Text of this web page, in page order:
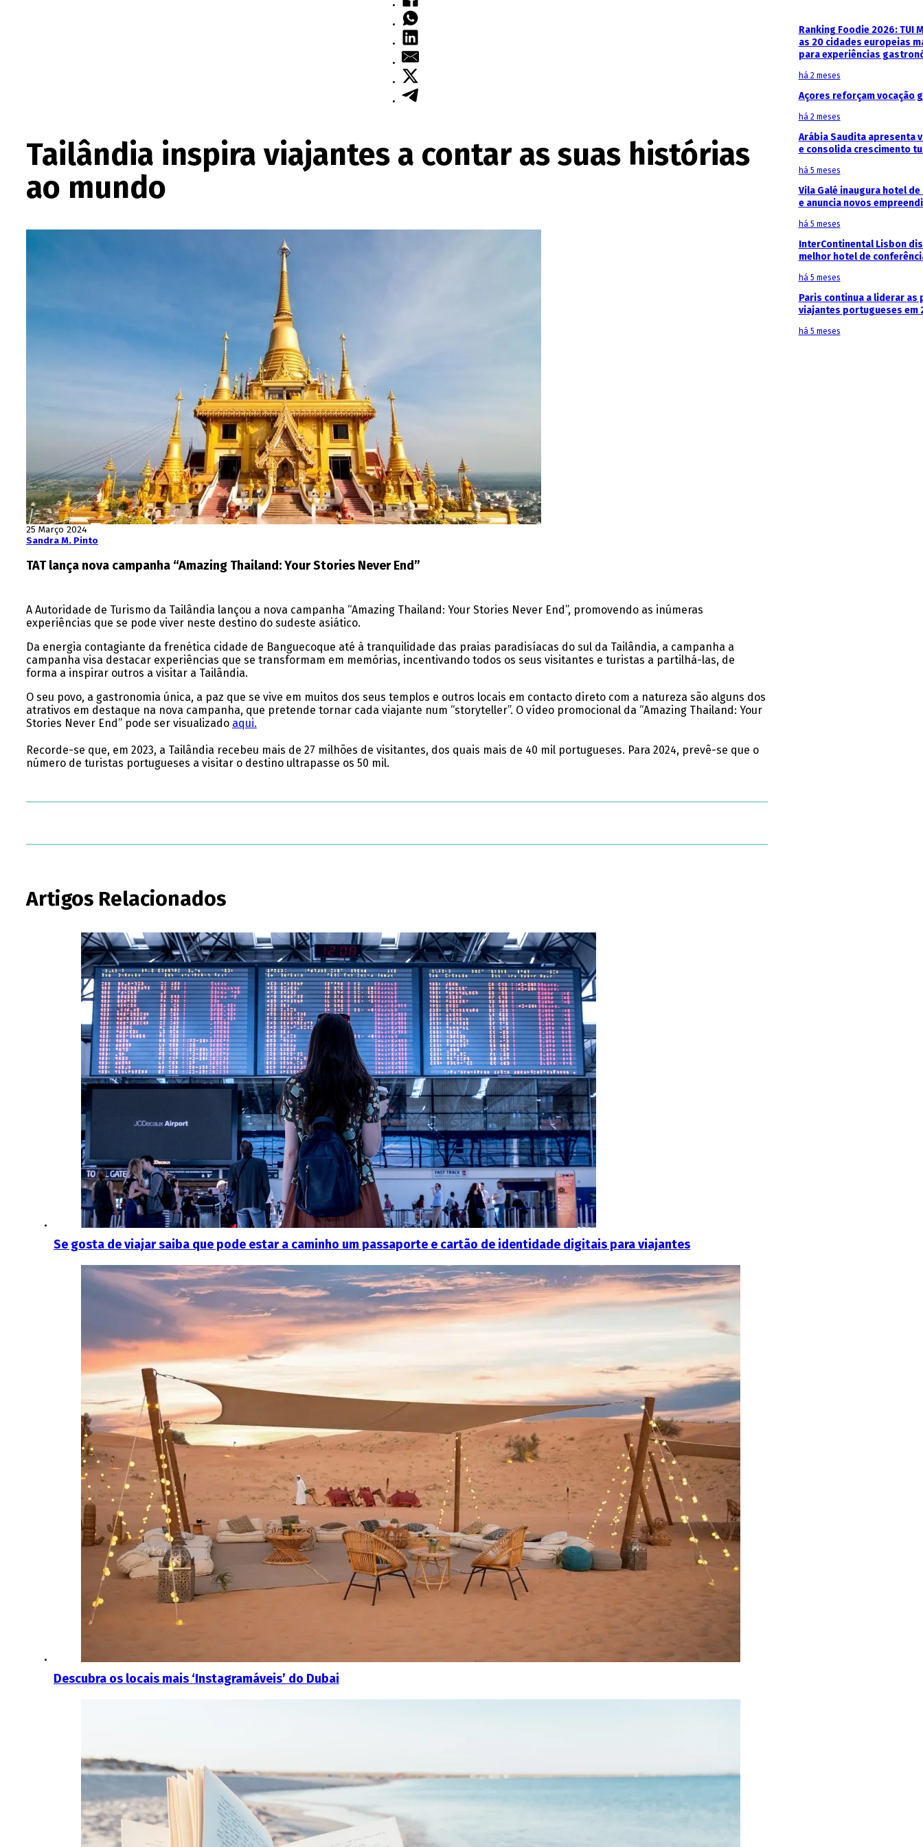
Tailândia inspira viajantes a contar as suas histórias
ao mundo
25 Março 2024
Sandra M. Pinto
TAT lança nova campanha “Amazing Thailand: Your Stories Never End”
A Autoridade de Turismo da Tailândia lançou a nova campanha “Amazing Thailand: Your Stories Never End”, promovendo as inúmeras
experiências que se pode viver neste destino do sudeste asiático.
Da energia contagiante da frenética cidade de Banguecoque até à tranquilidade das praias paradisíacas do sul da Tailândia, a campanha a
campanha visa destacar experiências que se transformam em memórias, incentivando todos os seus visitantes e turistas a partilhá-las, de
forma a inspirar outros a visitar a Tailândia.
O seu povo, a gastronomia única, a paz que se vive em muitos dos seus templos e outros locais em contacto direto com a natureza são alguns dos
atrativos em destaque na nova campanha, que pretende tornar cada viajante num “storyteller”. O vídeo promocional da “Amazing Thailand: Your
Stories Never End” pode ser visualizado aqui.
Recorde-se que, em 2023, a Tailândia recebeu mais de 27 milhões de visitantes, dos quais mais de 40 mil portugueses. Para 2024, prevê-se que o
número de turistas portugueses a visitar o destino ultrapasse os 50 mil.
Artigos Relacionados
Se gosta de viajar saiba que pode estar a caminho um passaporte e cartão de identidade digitais para viajantes
Descubra os locais mais ‘Instagramáveis’ do Dubai
Ranking Foodie 2026: TUI
as 20 cidades europeias
para experiências
há 2 meses
Açores reforçam vocação
há 2 meses
Arábia Saudita apresenta
e consolida crescimento
há 5 meses
Vila Galé inaugura hotel de
e anuncia novos
há 5 meses
InterContinental Lisbon
melhor hotel de
há 5 meses
Paris continua a liderar as
viajantes portugueses em
há 5 meses